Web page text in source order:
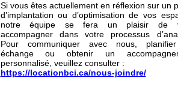
Si vous êtes actuellement en réflexion sur un
d’implantation ou d’optimisation de vos
notre équipe se fera un plaisir de
accompagner dans votre processus
Pour communiquer avec nous,
échange ou obtenir un
personnalisé, veuillez consulter :
https://locationbci.ca/nous-joindre/